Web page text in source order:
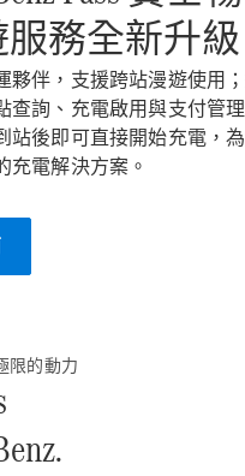
/ 轎旅車
有相
想車
務全新升級​
夥伴，支援跨站漫遊使用
查詢、充電啟用與支付管
站後即可直接開始充電，
充電解決方案。​
限的動力